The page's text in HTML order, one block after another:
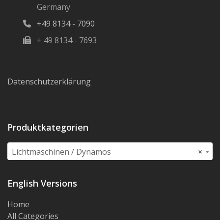
Germany
+49 8134 - 7090
+ 49 8134 - 7693
Datenschutzerklärung
Produktkategorien
×
Lichtmaschinen / Dynamos
English Versions
Home
All Categories